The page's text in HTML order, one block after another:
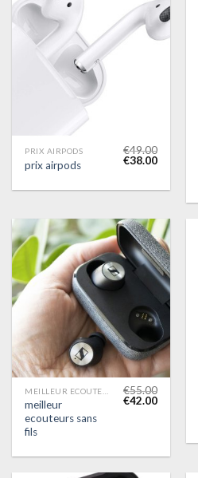
PRIX AIRPODS
prix airpods
€49.00
€38.00
meilleur
ecouteurs sans
fils
€55.00
€42.00